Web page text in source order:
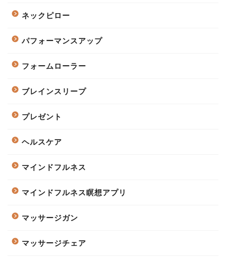
ネックピロー
パフォーマンスアップ
フォームローラー
ブレインスリープ
プレゼント
ヘルスケア
マインドフルネス
マインドフルネス瞑想アプリ
マッサージガン
マッサージチェア